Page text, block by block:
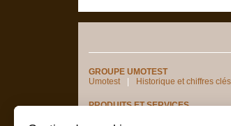
GROUPE UMOTEST
Umotest
Historique et chiffres clés
PRODUITS ET SERVICES